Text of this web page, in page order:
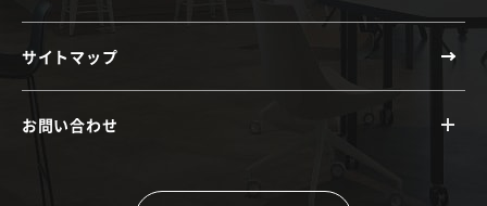
サイトマップ
お問い合わせ